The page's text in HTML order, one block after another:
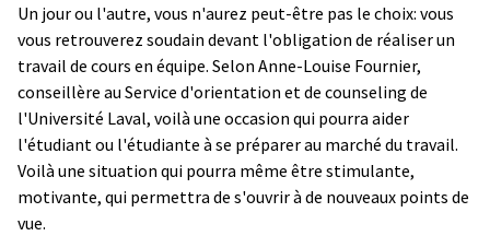
Un jour ou l'autre, vous n'aurez peut-être pas le choix: vous
vous retrouverez soudain devant l'obligation de réaliser un
travail de cours en équipe. Selon Anne-Louise Fournier,
conseillère au Service d'orientation et de counseling de
l'Université Laval, voilà une occasion qui pourra aider
l'étudiant ou l'étudiante à se préparer au marché du travail.
Voilà une situation qui pourra même être stimulante,
motivante, qui permettra de s'ouvrir à de nouveaux points de
vue.